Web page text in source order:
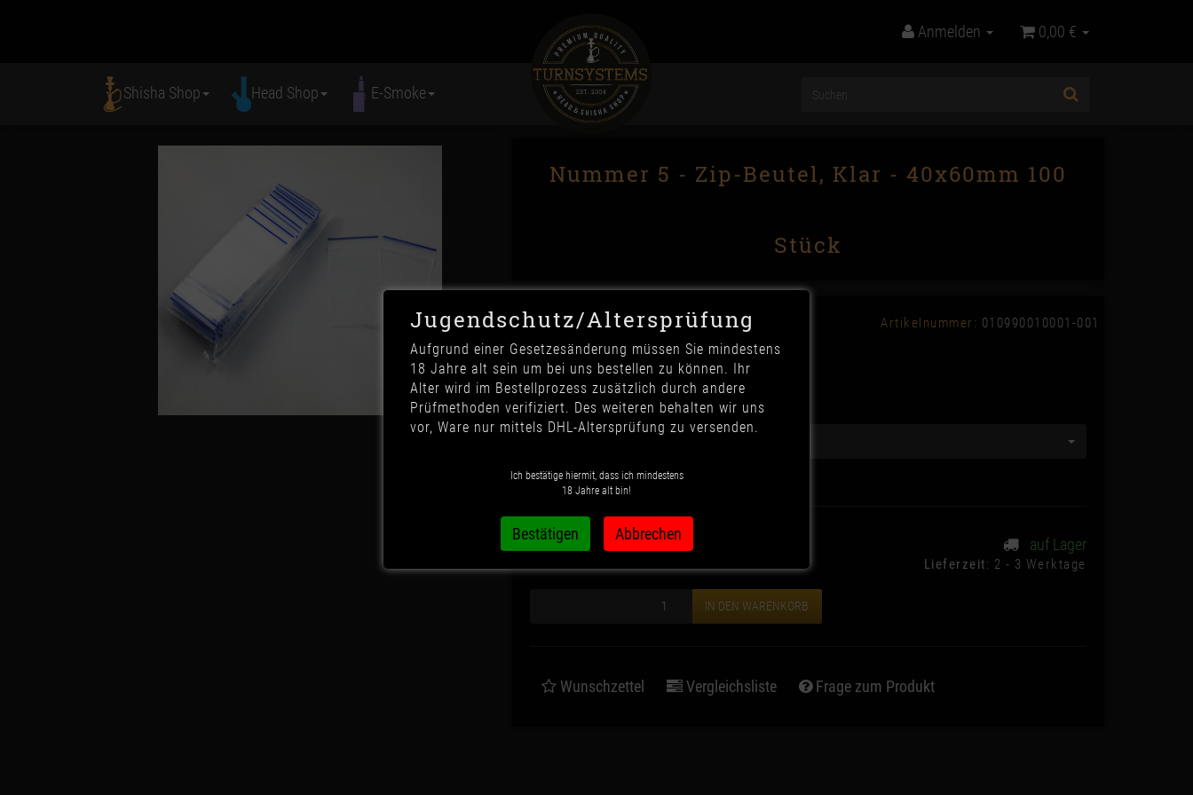
Anmelden 0,00 €
Shisha Shop Head Shop E-Smoke
Nummer 5 - Zip-Beutel, Klar - 40x60mm 100
Stück
Artikelnummer: 010990010001-001
Anzahl
2,00 € auf Lager
Lieferzeit: 2 - 3 Werktage
IN DEN WARENKORB
Wunschzettel Vergleichsliste Frage zum Produkt
Jugendschutz/Altersprüfung
Aufgrund einer Gesetzesänderung müssen Sie mindestens
18 Jahre alt sein um bei uns bestellen zu können. Ihr
Alter wird im Bestellprozess zusätzlich durch andere
Prüfmethoden verifiziert. Des weiteren behalten wir uns
vor, Ware nur mittels DHL-Altersprüfung zu versenden.
Ich bestätige hiermit, dass ich mindestens
18 Jahre alt bin!